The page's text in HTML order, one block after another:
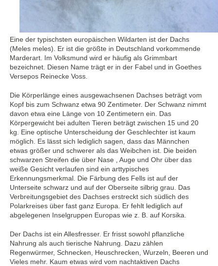
Eine der typischsten europäischen Wildarten ist der Dachs
(Meles meles). Er ist die größte in Deutschland vorkommende
Marderart. Im Volksmund wird er häufig als Grimmbart
bezeichnet. Diesen Name trägt er in der Fabel und in Goethes
Versepos Reinecke Voss.
Die Körperlänge eines ausgewachsenen Dachses beträgt vom
Kopf bis zum Schwanz etwa 90 Zentimeter. Der Schwanz nimmt
davon etwa eine Länge von 10 Zentimetern ein. Das
Körpergewicht bei adulten Tieren beträgt zwischen 15 und 20
kg. Eine optische Unterscheidung der Geschlechter ist kaum
möglich. Es lässt sich lediglich sagen, dass das Männchen
etwas größer und schwerer als das Weibchen ist. Die beiden
schwarzen Streifen die über Nase , Auge und Ohr über das
weiße Gesicht verlaufen sind ein arttypisches
Erkennungsmerkmal. Die Färbung des Fells ist auf der
Unterseite schwarz und auf der Oberseite silbrig grau. Das
Verbreitungsgebiet des Dachses erstreckt sich südlich des
Polarkreises über fast ganz Europa. Er fehlt lediglich auf
abgelegenen Inselgruppen Europas wie z. B. auf Korsika.
Der Dachs ist ein Allesfresser. Er frisst sowohl pflanzliche
Nahrung als auch tierische Nahrung. Dazu zählen
Regenwürmer, Schnecken, Heuschrecken, Wurzeln, Beeren und
Vieles mehr. Kaum etwas wird vom nachtaktiven Dachs